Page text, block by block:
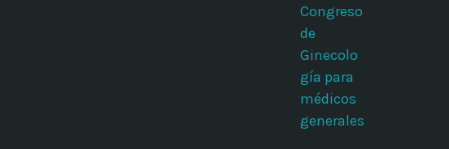
Congreso
de
Ginecolo
gía para
médicos
generales